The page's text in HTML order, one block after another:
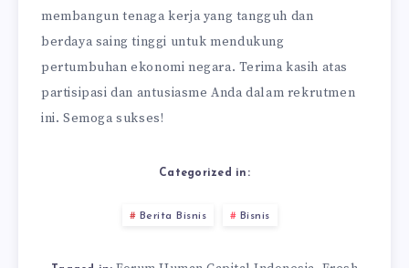
membangun tenaga kerja yang tangguh dan
berdaya saing tinggi untuk mendukung
pertumbuhan ekonomi negara. Terima kasih atas
partisipasi dan antusiasme Anda dalam rekrutmen
ini. Semoga sukses!
Categorized in:
Berita Bisnis Bisnis